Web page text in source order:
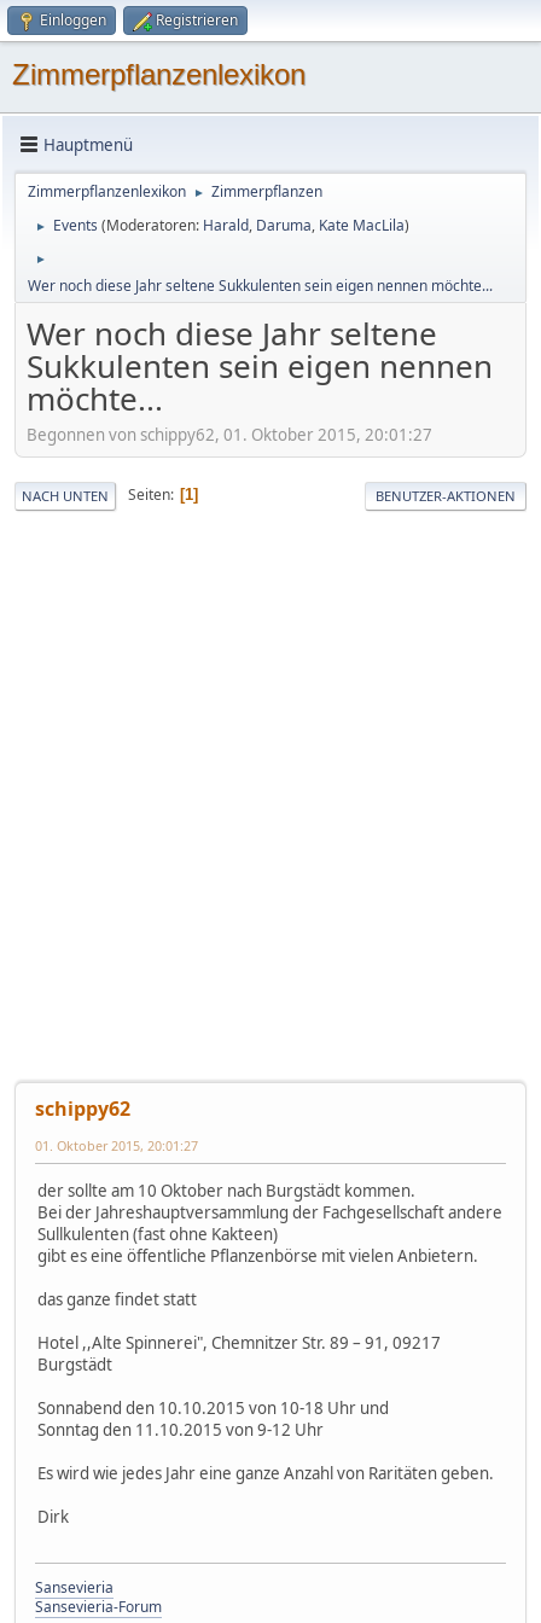
Einloggen Registrieren
Zimmerpflanzenlexikon
Hauptmenü
Zimmerpflanzenlexikon ► Zimmerpflanzen
► Events (Moderatoren: Harald, Daruma, Kate MacLila)
►
Wer noch diese Jahr seltene Sukkulenten sein eigen nennen möchte...
Wer noch diese Jahr seltene
Sukkulenten sein eigen nennen
möchte...
Begonnen von schippy62, 01. Oktober 2015, 20:01:27
NACH UNTEN Seiten 1 BENUTZER-AKTIONEN
schippy62
01. Oktober 2015, 20:01:27
der sollte am 10 Oktober nach Burgstädt kommen.
Bei der Jahreshauptversammlung der Fachgesellschaft andere
Sullkulenten (fast ohne Kakteen)
gibt es eine öffentliche Pflanzenbörse mit vielen Anbietern.
das ganze findet statt
Hotel ,,Alte Spinnerei", Chemnitzer Str. 89 – 91, 09217
Burgstädt
Sonnabend den 10.10.2015 von 10-18 Uhr und
Sonntag den 11.10.2015 von 9-12 Uhr
Es wird wie jedes Jahr eine ganze Anzahl von Raritäten geben.
Dirk
Sansevieria
Sansevieria-Forum